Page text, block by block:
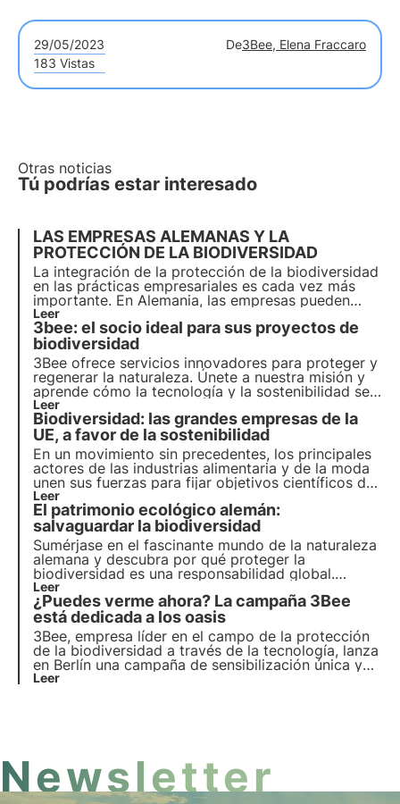
29/05/2023 De3Bee, Elena Fraccaro
183 Vistas
Otras noticias
Tú podrías estar interesado
LAS EMPRESAS ALEMANAS Y LA
PROTECCIÓN DE LA BIODIVERSIDAD
La integración de la protección de la biodiversidad
en las prácticas empresariales es cada vez más
importante. En Alemania, las empresas pueden
recurrir a una serie de proyectos, iniciativas y
socios para establecer nuevas normas de
comportamiento corporativo responsable.
Leer
3bee: el socio ideal para sus proyectos de
biodiversidad
3Bee ofrece servicios innovadores para proteger y
regenerar la naturaleza. Únete a nuestra misión y
aprende cómo la tecnología y la sostenibilidad se
unen para crear un futuro más verde para las
empresas y el planeta.
Leer
Biodiversidad: las grandes empresas de la
UE, a favor de la sostenibilidad
En un movimiento sin precedentes, los principales
actores de las industrias alimentaria y de la moda
unen sus fuerzas para fijar objetivos científicos de
conservación de la biodiversidad.
Leer
El patrimonio ecológico alemán:
salvaguardar la biodiversidad
Sumérjase en el fascinante mundo de la naturaleza
alemana y descubra por qué proteger la
biodiversidad es una responsabilidad global.
Infórmese sobre las medidas para preservar los
hábitats, proteger los océanos y el papel de la
investigación en la gestión de la biodiversidad.
Leer
¿Puedes verme ahora? La campaña 3Bee
está dedicada a los oasis
3Bee, empresa líder en el campo de la protección
de la biodiversidad a través de la tecnología, lanza
en Berlín una campaña de sensibilización única y
atractiva para promover la biodiversidad en
Leer
Newsletter